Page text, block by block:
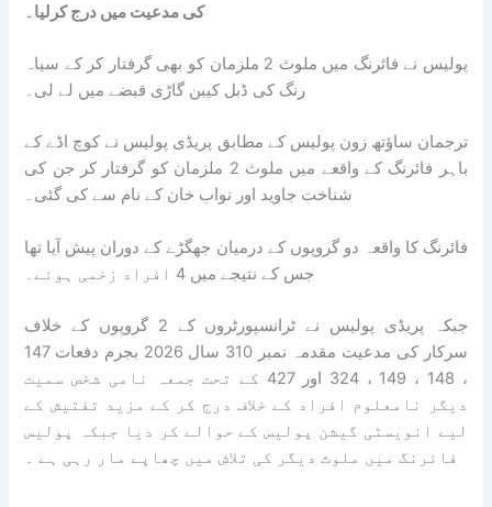
کی مدعیت میں درج کرلیا۔
پولیس نے فائرنگ میں ملوث 2 ملزمان کو بھی گرفتار کر کے سیاہ
ترجمان ساؤتھ زون پولیس کے مطابق پریڈی پولیس نے کوچ اڈے کے
باہر فائرنگ کے واقعے میں ملوث 2 ملزمان کو گرفتار کر جن کی
فائرنگ کا واقعہ دو گروپوں کے درمیان جھگڑے کے دوران پیش آیا تھا
جس کے نتیجے میں 4 افراد زخمی ہوئے۔
جبکہ پریڈی پولیس نے ٹرانسپورٹروں کے 2 گروپوں کے خلاف
سرکار کی مدعیت مقدمہ نمبر 310 سال 2026 بجرم دفعات 147
، 148 ، 149 ، 324 اور 427 کے تحت جمعہ نامی شخص سمیت
دیگر نامعلوم افراد کے خلاف درج کر کے مزید تفتیش کے
لیے انویسٹی گیشن پولیس کے حوالے کر دیا جبکہ پولیس
فائرنگ میں ملوث دیگر کی تلاش میں چھاپے مار رہی ہے ۔